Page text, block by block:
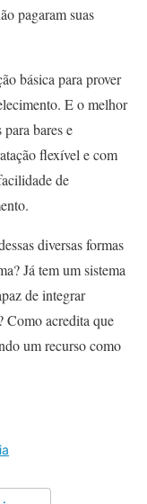
pagaram suas
básica para prover
E o melhor
bares e
flexível e com
de
diversas formas
Já tem um sistema
de integrar
Como acredita que
um recurso como